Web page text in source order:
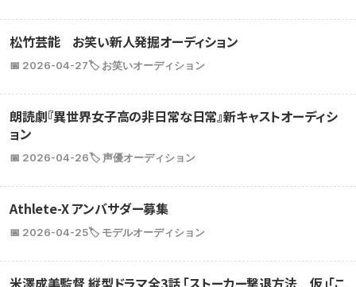
松竹芸能 お笑い新人発掘オーディション
📅 2026-04-27🏷️ お笑いオーディション
朗読劇『異世界女子高の非日常な日常』新キャストオーディシ
ョン
📅 2026-04-26🏷️ 声優オーディション
Athlete-X アンバサダー募集
📅 2026-04-25🏷️ モデルオーディション
米澤成美監督 縦型ドラマ全3話 「ストーカー撃退方法 仮」「こ